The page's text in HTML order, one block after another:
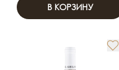
В КОРЗИНУ